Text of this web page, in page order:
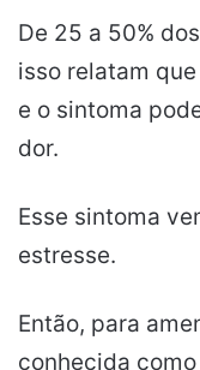
De 25 a 50%
isso relatam
e o sintoma
dor.
Esse sintoma
estresse.
Então, para
conhecida